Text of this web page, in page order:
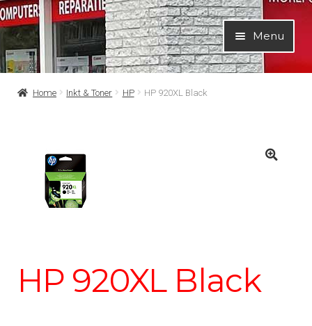
Ga
door
naar
navigatie
Ga
naar
de
inhoud
Menu
Home Inkt & Toner HP HP 920XL Black
HP 920XL Black